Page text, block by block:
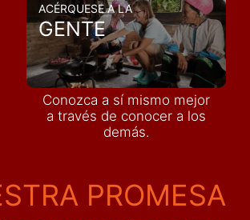
ACÉRQUESE A LA
GENTE
Conozca a sí mismo mejor
a través de conocer a los
demás.
PROMESA